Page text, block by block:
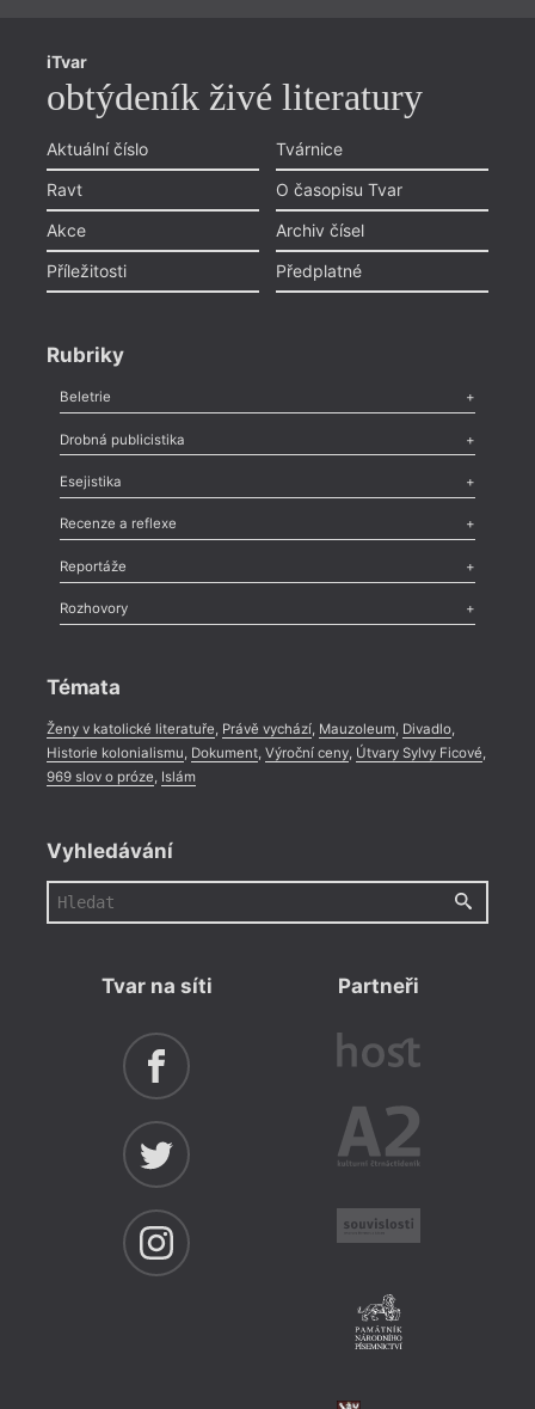
iTvar
obtýdeník živé literatury
Aktuální číslo
Ravt
Akce
Příležitosti
Tvárnice
O časopisu Tvar
Archiv čísel
Předplatné
Rubriky
Beletrie
Poezie,Próza,Dokumenty
Drobná publicistika
Odlesk
Nekrolog,Glosa,Sloupek,Pozvánka,Literární soutěž,
Esejistika
Esej ,Pádlo,Úvaha
Recenze a reflexe
Recenze
Méně slov o próze,Celá rubrika
Reportáže
Literární zítřky
Celá rubrika
Rozhovory
Témata
Ženy v katolické literatuře, Právě vychází, Mauzoleum, Divadlo,
Historie kolonialismu, Dokument, Výroční ceny, Útvary Sylvy Ficové,
969 slov o próze, Islám
Vyhledávání
Tvar na síti Partneři